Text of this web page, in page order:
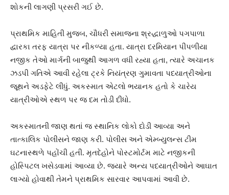
શોકની લાગણી પ્રસરી ગઈ છે.
પ્રાથમિક માહિતી મુજબ, ચૌધરી સમાજના શ્રદ્ધાળુઓ પગપાળા
દ્વારકા તરફ યાત્રા પર નીકળ્યા હતા. યાત્રા દરમિયાન પીપળીયા
નજીક તેઓ માર્ગની બાજુથી આગળ વધી રહ્યા હતા, ત્યારે અચાનક
ઝડપી ગતિએ આવી રહેલા ટ્રકે નિયંત્રણ ગુમાવતા પદયાત્રીઓના
જૂથને અડફેટે લીધું. અકસ્માત એટલો ભયાનક હતો કે ચારેય
યાત્રીઓએ સ્થળ પર જ દમ તોડી દીધો.
અકસ્માતની જાણ થતાં જ સ્થાનિક લોકો દોડી આવ્યા અને
તાત્કાલિક પોલીસને જાણ કરી. પોલીસ અને એમ્બ્યુલન્સ ટીમ
ઘટનાસ્થળે પહોંચી હતી. મૃતદેહોને પોસ્ટમોર્ટમ માટે નજીકની
હોસ્પિટલ ખસેડવામાં આવ્યા છે. જ્યારે અન્ય પદયાત્રીઓને આઘાત
લાગ્યો હોવાથી તેમને પ્રાથમિક સારવાર આપવામાં આવી છે.